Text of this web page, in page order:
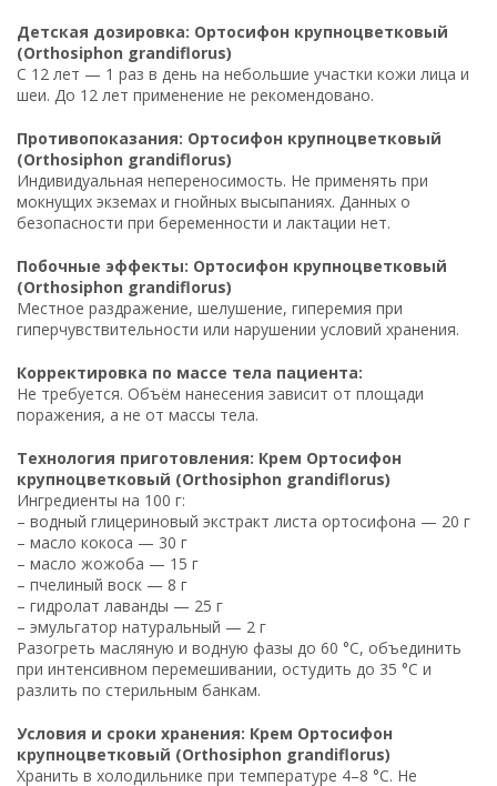
Детская дозировка: Ортосифон крупноцветковый
(Orthosiphon grandiflorus)
С 12 лет — 1 раз в день на небольшие участки кожи лица и
шеи. До 12 лет применение не рекомендовано.
Противопоказания: Ортосифон крупноцветковый
(Orthosiphon grandiflorus)
Индивидуальная непереносимость. Не применять при
мокнущих экземах и гнойных высыпаниях. Данных о
безопасности при беременности и лактации нет.
Побочные эффекты: Ортосифон крупноцветковый
(Orthosiphon grandiflorus)
Местное раздражение, шелушение, гиперемия при
гиперчувствительности или нарушении условий хранения.
Корректировка по массе тела пациента:
Не требуется. Объём нанесения зависит от площади
поражения, а не от массы тела.
Технология приготовления: Крем Ортосифон
крупноцветковый (Orthosiphon grandiflorus)
Ингредиенты на 100 г:
– водный глицериновый экстракт листа ортосифона — 20 г
– масло кокоса — 30 г
– масло жожоба — 15 г
– пчелиный воск — 8 г
– гидролат лаванды — 25 г
– эмульгатор натуральный — 2 г
Разогреть масляную и водную фазы до 60 °C, объединить
при интенсивном перемешивании, остудить до 35 °C и
разлить по стерильным банкам.
Условия и сроки хранения: Крем Ортосифон
крупноцветковый (Orthosiphon grandiflorus)
Хранить в холодильнике при температуре 4–8 °C. Не